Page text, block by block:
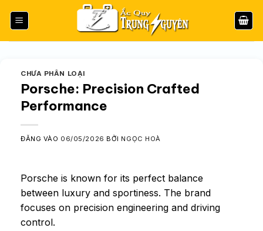
qua
CHƯA PHÂN LOẠI
Porsche: Precision Crafted
Performance
ĐĂNG VÀO 06/05/2026 BỞI NGỌC HOÀ
Porsche is known for its perfect balance
between luxury and sportiness. The brand
focuses on precision engineering and driving
control.